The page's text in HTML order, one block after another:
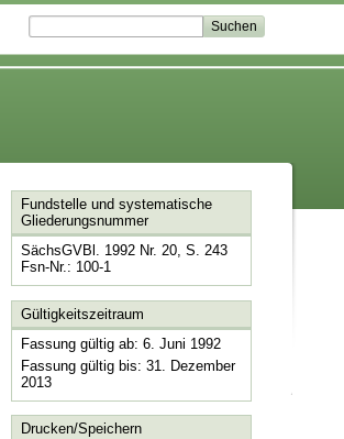
Fundstelle und systematische
Gliederungsnummer
SächsGVBl. 1992 Nr. 20, S. 243
Fsn-Nr.: 100-1
Gültigkeitszeitraum
Fassung gültig ab: 6. Juni 1992
Fassung gültig bis: 31. Dezember
2013
Drucken/Speichern